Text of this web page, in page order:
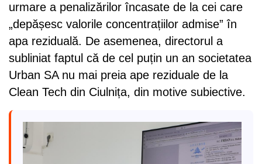
urmare a penalizărilor încasate de la cei care
„depășesc valorile concentrațiilor admise” în
apa reziduală. De asemenea, directorul a
subliniat faptul că de cel puțin un an societatea
Urban SA nu mai preia ape reziduale de la
Clean Tech din Ciulnița, din motive subiective.